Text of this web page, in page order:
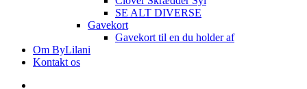
SE ALT DIVERSE
Gavekort
Gavekort til en du holder af
Om ByLilani
Kontakt os